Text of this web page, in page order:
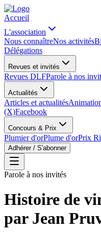
Accueil
L'association
Nous connaîtreNos activités
Délégations
Revues et invités
Revues DLFParole à nos
Actualités
Articles et actualités
(X)Facebook
Concours & Prix
Plumier d'orPlume d'orPrix
Adhérer / S'abonner
Parole à nos invités
Histoire de
par Jean